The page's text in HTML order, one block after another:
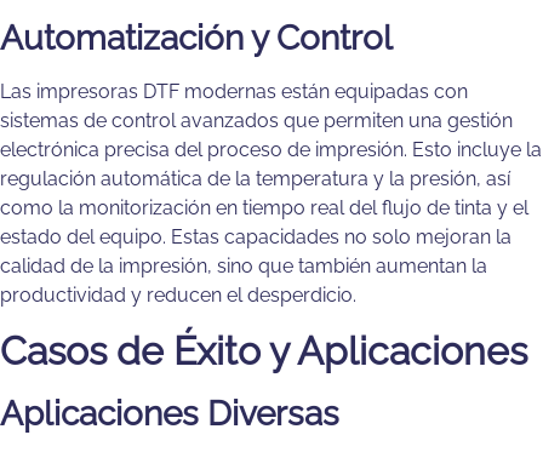
Automatización y Control
Las impresoras DTF modernas están equipadas con
sistemas de control avanzados que permiten una gestión
electrónica precisa del proceso de impresión. Esto incluye la
regulación automática de la temperatura y la presión, así
como la monitorización en tiempo real del flujo de tinta y el
estado del equipo. Estas capacidades no solo mejoran la
calidad de la impresión, sino que también aumentan la
productividad y reducen el desperdicio​.
Casos de Éxito y Aplicaciones
Aplicaciones Diversas